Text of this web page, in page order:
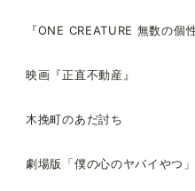
『ONE CREATURE 無数の個
映画『正直不動産』
木挽町のあだ討ち
劇場版「僕の心のヤバイやつ」